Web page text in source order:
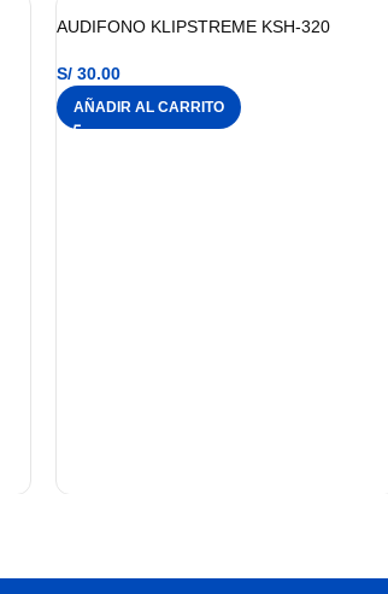
AUDIFONO KLIPSTREME KSH-320
S/30.00
AÑADIR AL CARRITO